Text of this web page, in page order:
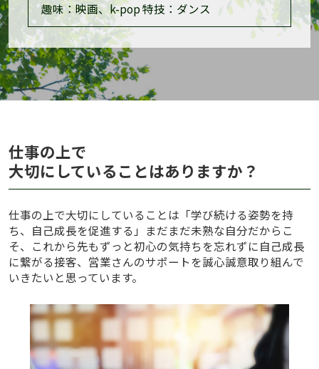
趣味：映画、k-pop 特技：ダンス
仕事の上で
大切にしていることはありますか？
仕事の上で大切にしていることは「学び続ける姿勢を持
ち、自己成長を促進する」まだまだ未熟な自分だからこ
そ、これから先もずっと初心の気持ちを忘れずに自己成長
に繋がる接客、営業さんのサポートを誠心誠意取り組んで
いきたいと思っています。